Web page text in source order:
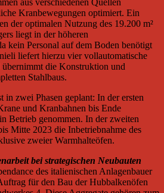
aus verschiedenen Quellen
Kranbewegungen optimiert. Ein
der optimalen Nutzung des 19.200 m²
liegt in der höheren
kein Personal auf dem Boden benötigt
liefert hierzu vier vollautomatische
übernimmt die Konstruktion und
Stahlbaus.
in zwei Phasen geplant: In der ersten
und Kranbahnen bis Ende
Betrieb genommen. In der zweiten
Mitte 2023 die Inbetriebnahme des
zweier Warmhalteöfen.
bei strategischen Neubauten
des italienischen Anlagenbauer
für den Bau der Hubbalkenöfen